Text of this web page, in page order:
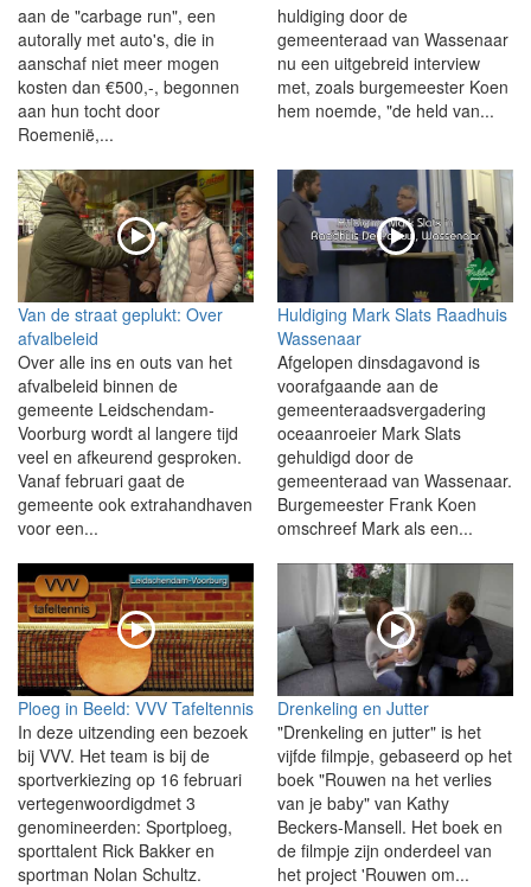
aan de "carbage run", een
autorally met auto's, die in
aanschaf niet meer mogen
kosten dan €500,-, begonnen
aan hun tocht door
Roemenië,...
huldiging door de
gemeenteraad van Wassenaar
nu een uitgebreid interview
met, zoals burgemeester Koen
hem noemde, "de held van...
Van de straat geplukt: Over
afvalbeleid
Over alle ins en outs van het
afvalbeleid binnen de
gemeente Leidschendam-
Voorburg wordt al langere tijd
veel en afkeurend gesproken.
Vanaf februari gaat de
gemeente ook extrahandhaven
voor een...
Huldiging Mark Slats Raadhuis
Wassenaar
Afgelopen dinsdagavond is
voorafgaande aan de
gemeenteraadsvergadering
oceaanroeier Mark Slats
gehuldigd door de
gemeenteraad van Wassenaar.
Burgemeester Frank Koen
omschreef Mark als een...
Ploeg in Beeld: VVV Tafeltennis
In deze uitzending een bezoek
bij VVV. Het team is bij de
sportverkiezing op 16 februari
vertegenwoordigdmet 3
genomineerden: Sportploeg,
sporttalent Rick Bakker en
sportman Nolan Schultz.
Drenkeling en Jutter
"Drenkeling en jutter" is het
vijfde filmpje, gebaseerd op het
boek "Rouwen na het verlies
van je baby" van Kathy
Beckers-Mansell. Het boek en
de filmpje zijn onderdeel van
het project 'Rouwen om...